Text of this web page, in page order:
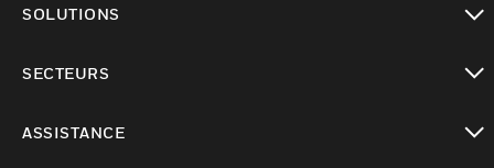
SOLUTIONS
SECTEURS
ASSISTANCE